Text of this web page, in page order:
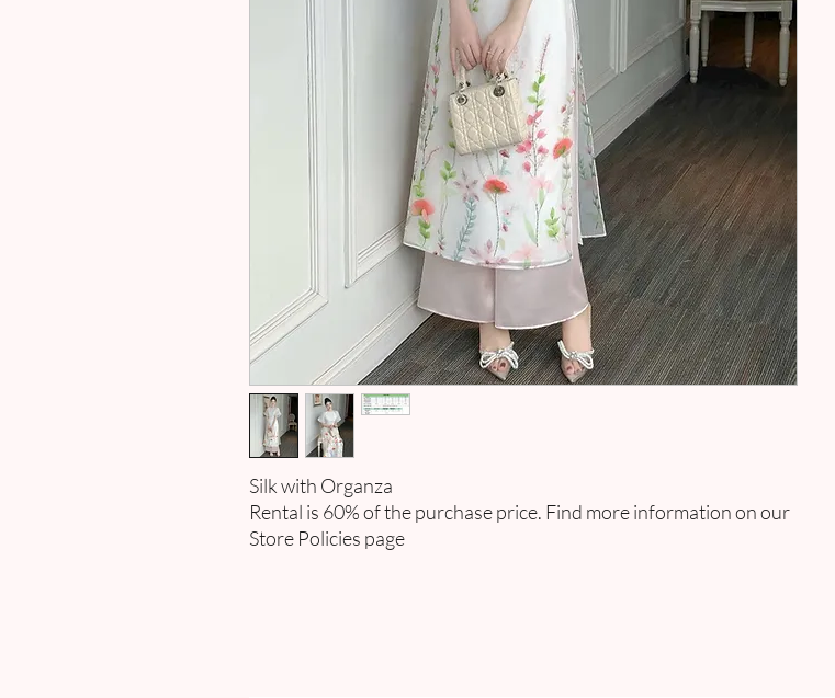
Silk with Organza
Rental is 60% of the purchase price. Find more information on our
Store Policies page